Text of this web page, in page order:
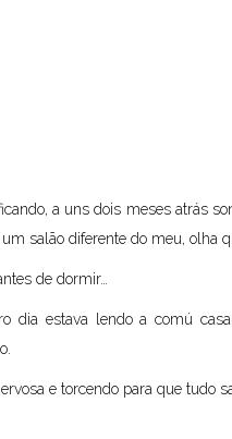
a uns dois meses atrás
salão diferente do meu, olha
de dormir…
dia estava lendo a comú
e torcendo para que tudo